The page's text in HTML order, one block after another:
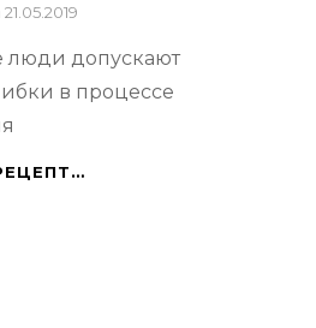
21.05.2019
люди допускают
в процессе